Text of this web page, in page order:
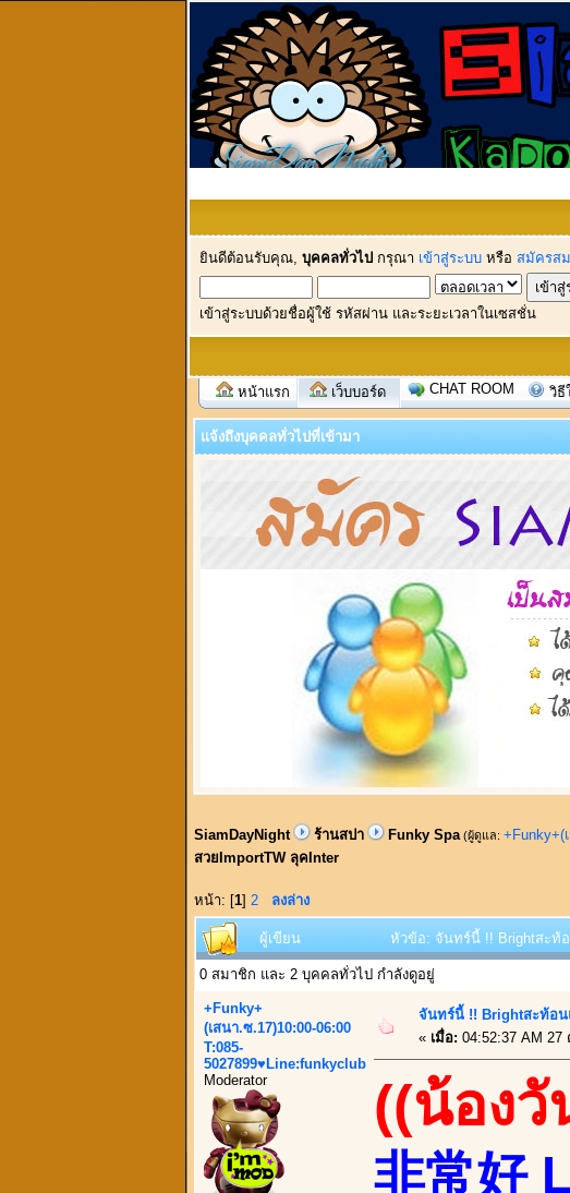
ยินดีต้อนรับคุณ, บุคคลทั่วไป กรุณา เข้าสู่ระบบ หรือ สมัครส
เข้าสู่ระบบด้วยชื่อผู้ใช้ รหัสผ่าน และระยะเวลาในเซสชั่น
หน้าแรก เว็บบอร์ด CHAT ROOM วิธี
แจ้งถึงบุคคลทั่วไปที่เข้ามา
SiamDayNight ร้านสปา Funky Spa (ผู้ดูแล: +Funky+(
สวยImportTW ลุคInter
หน้า: [1] 2 ลงล่าง
ผู้เขียน หัวข้อ: จันทร์นี้ !! Brightสะท้
0 สมาชิก และ 2 บุคคลทั่วไป กำลังดูอยู่
+Funky+
(เสนา.ซ.17)10:00-06:00
T:085-
5027899♥Line:funkyclub
Moderator
จันทร์นี้ !! Brightสะท้อน
« เมื่อ: 04:52:37 AM 27
((น้องวั
非常好